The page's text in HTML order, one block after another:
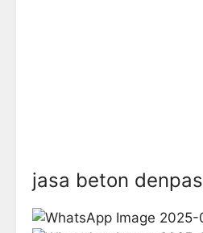
jasa beton